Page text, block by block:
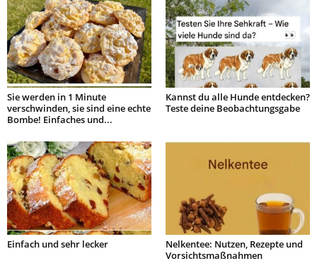
Sie werden in 1 Minute
verschwinden, sie sind eine echte
Bombe! Einfaches und...
Kannst du alle Hunde entdecken?
Teste deine Beobachtungsgabe
Einfach und sehr lecker
Nelkentee: Nutzen, Rezepte und
Vorsichtsmaßnahmen